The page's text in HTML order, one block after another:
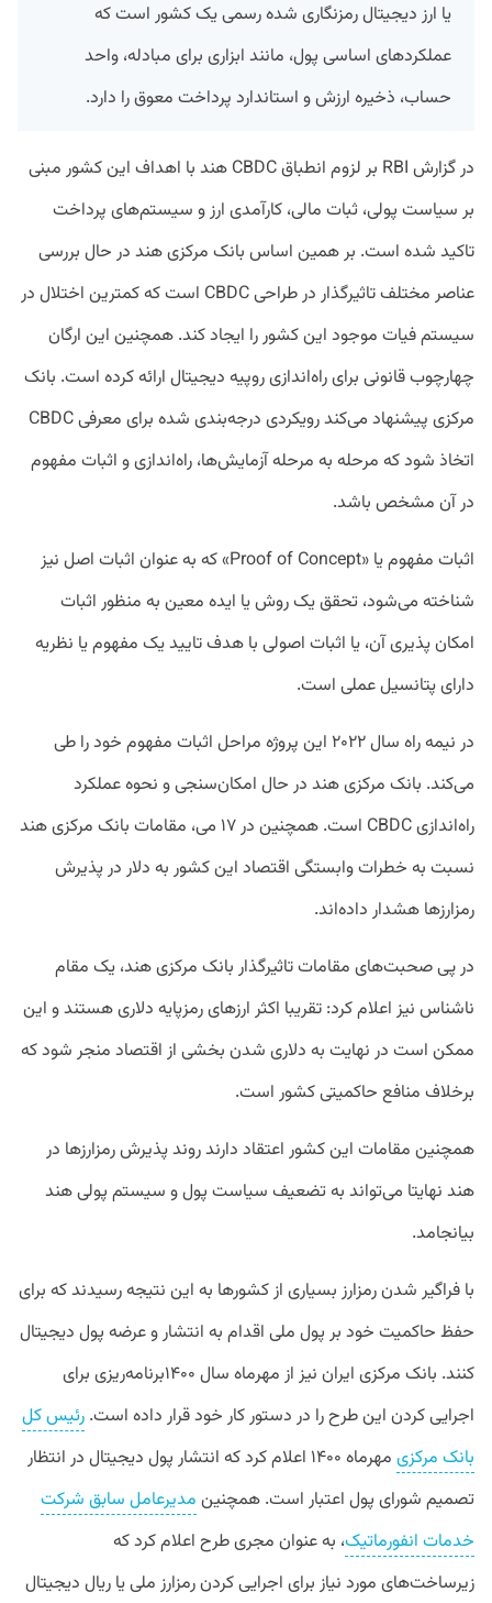
یا ارز دیجیتال رمزنگاری شده رسمی یک کشور است که
عملکردهای اساسی پول، مانند ابزاری برای مبادله، واحد
حساب، ذخیره ارزش و استاندارد پرداخت معوق را دارد.
در گزارش RBI بر لزوم انطباق CBDC هند با اهداف این کشور مبنی
بر سیاست پولی، ثبات مالی، کارآمدی ارز و سیستم‌های پرداخت
تاکید شده است. بر همین اساس بانک مرکزی هند در حال بررسی
عناصر مختلف تاثیرگذار در طراحی CBDC است که کمترین اختلال در
سیستم فیات موجود این کشور را ایجاد کند. همچنین این ارگان
چهارچوب قانونی برای راه‌اندازی روپیه دیجیتال ارائه کرده است. بانک
مرکزی پیشنهاد می‌کند رویکردی درجه‌بندی شده برای معرفی CBDC
اتخاذ شود که مرحله به مرحله آزمایش‌ها، راه‌اندازی و اثبات مفهوم
در آن مشخص باشد.
اثبات مفهوم یا «Proof of Concept» که به عنوان اثبات اصل نیز
شناخته می‌شود، تحقق یک روش یا ایده معین به منظور اثبات
امکان پذیری آن، یا اثبات اصولی با هدف تا‌یید یک مفهوم یا نظریه
دارای پتانسیل عملی است.
در نیمه راه سال ۲۰۲۲ این پروژه مراحل اثبات مفهوم خود را طی
می‌کند. بانک مرکزی هند در حال امکان‌سنجی و نحوه عملکرد
راه‌اندازی CBDC است. همچنین در ۱۷ می، مقامات بانک مرکزی هند
نسبت به خطرات وابستگی اقتصاد این کشور به دلار در پذیرش
رمزارزها هشدار داده‌اند.
در پی صحبت‌های مقامات تاثیرگذار بانک مرکزی هند، یک مقام
ناشناس نیز اعلام کرد: تقریبا اکثر ارزهای رمزپایه دلاری هستند و این
ممکن است در نهایت به دلاری شدن بخشی از اقتصاد منجر شود که
برخلاف منافع حاکمیتی کشور است.
همچنین مقامات این کشور اعتقاد دارند روند پذیرش رمزارزها در
هند نهایتا می‌تواند به تضعیف سیاست پول و سیستم پولی هند
بیانجامد.
با فراگیر شدن رمزارز بسیاری از کشورها به این نتیجه رسیدند که برای
حفظ حاکمیت خود بر پول ملی اقدام به انتشار و عرضه پول دیجیتال
کنند. بانک مرکزی ایران نیز از مهرماه سال ۱۴۰۰برنامه‌ریزی برای
اجرایی کردن این طرح را در دستور کار خود قرار داده است. رئیس کل
بانک مرکزی
مهرماه ۱۴۰۰ اعلام کرد که انتشار پول دیجیتال در انتظار
تصمیم شورای پول اعتبار است. همچنین مدیرعامل سابق شرکت
خدمات انفورماتیک، به عنوان مجری طرح اعلام کرد که
زیرساخت‌های مورد نیاز برای اجرایی کردن رمزارز ملی یا ریال دیجیتال